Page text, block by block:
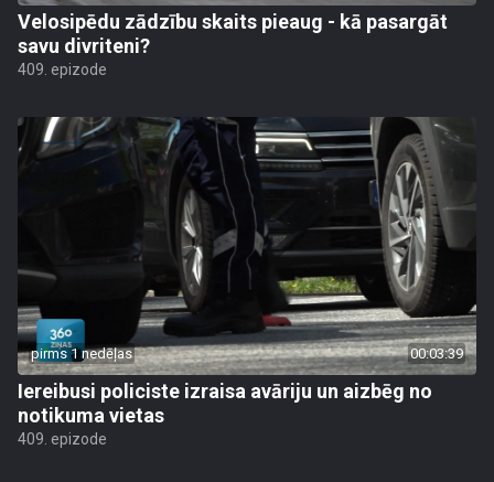
Velosipēdu zādzību skaits pieaug - kā pasargāt
savu divriteni?
409. epizode
pirms 1 nedēļas 00:03:39
Iereibusi policiste izraisa avāriju un aizbēg no
notikuma vietas
409. epizode